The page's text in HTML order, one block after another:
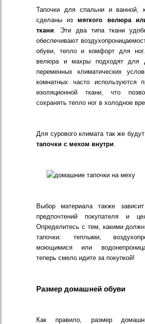
Тапочки для спальни и ванной,
сделаны измягкого велюра
ткани. Эти два типа ткани
обеспечивают
обуви, тепло и комфорт для
велюра и махры подходят для
переменных климатических
комнатных часто используются
изоляционной ткани, что
сохранять тепло ног в холодное
Для сурового климата так же
тапочки с мехом внутри.
Выбор материала также
предпочтений покупателя и
Определитесь с тем, какими
тапочки: теплыми,
моющимися или
теперь смело идите за покупкой!
Размер домашней обуви
Как правило, размер